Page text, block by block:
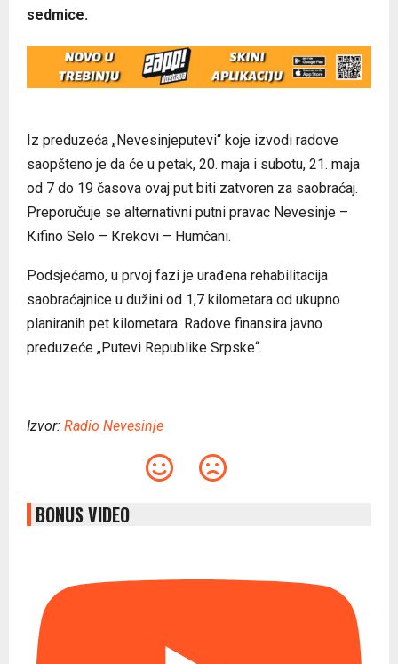
sedmice.
Iz preduzeća „Nevesinjeputevi“ koje izvodi radove
saopšteno je da će u petak, 20. maja i subotu, 21. maja
od 7 do 19 časova ovaj put biti zatvoren za saobraćaj.
Preporučuje se alternativni putni pravac Nevesinje –
Кifino Selo – Кrekovi – Humčani.
Podsjećamo, u prvoj fazi je urađena rehabilitacija
saobraćajnice u dužini od 1,7 kilometara od ukupno
planiranih pet kilometara. Radove finansira javno
preduzeće „Putevi Republike Srpske“.
Izvor: Radio Nevesinje
BONUS VIDEO